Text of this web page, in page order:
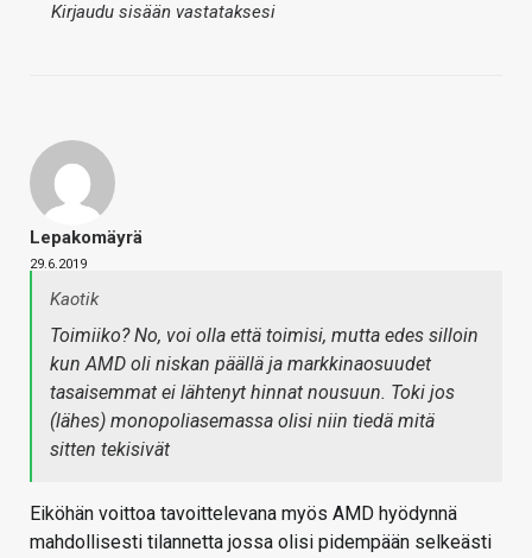
Kirjaudu sisään vastataksesi
Lepakomäyrä
29.6.2019
Kaotik
Toimiiko? No, voi olla että toimisi, mutta edes silloin
kun AMD oli niskan päällä ja markkinaosuudet
tasaisemmat ei lähtenyt hinnat nousuun. Toki jos
(lähes) monopoliasemassa olisi niin tiedä mitä
sitten tekisivät
Eiköhän voittoa tavoittelevana myös AMD hyödynnä
mahdollisesti tilannetta jossa olisi pidempään selkeästi